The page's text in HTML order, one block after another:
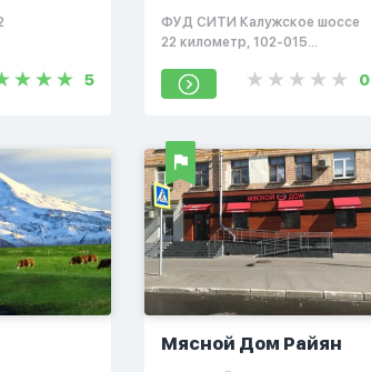
5
​ФУД СИТИ​ Калужское шоссе
22 километр, 10​2-015
0
Мясной Дом Райян